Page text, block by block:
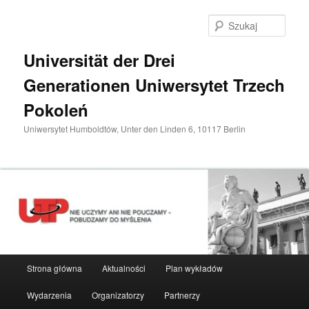
Universität der Drei
Generationen Uniwersytet Trzech
Pokoleń
Uniwersytet Humboldtów, Unter den Linden 6, 10117 Berlin
Strona główna Aktualności Plan wykładów
Wydarzenia Organizatorzy Partnerzy